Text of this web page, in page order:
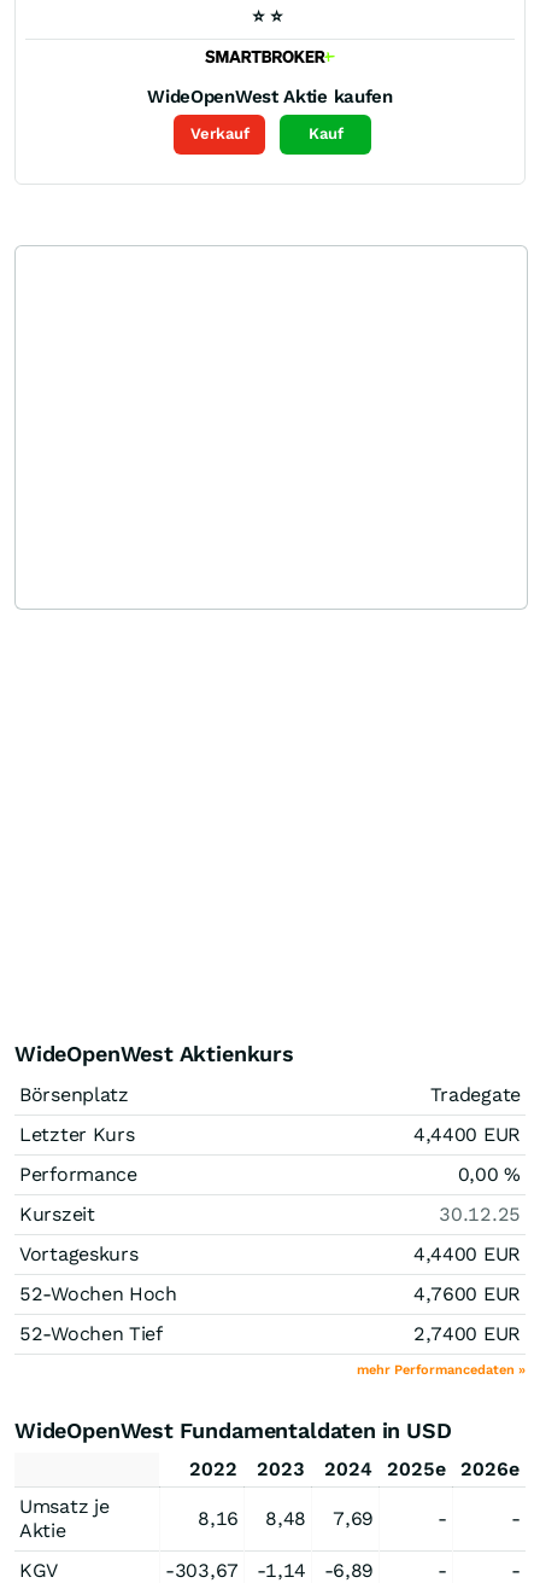
⭐ ⭐
WideOpenWest Aktie kaufen
Verkauf Kauf
WideOpenWest Aktienkurs
Börsenplatz
Tradegate
Letzter Kurs
4,4400 EUR
Performance
0,00%
Kurszeit
30.12.25
Vortageskurs
4,4400 EUR
52-Wochen Hoch
4,7600 EUR
52-Wochen Tief
2,7400 EUR
mehr Performancedaten »
WideOpenWest Fundamentaldaten in USD
2022 2023 2024 2025e
2026e
Umsatz je
Aktie
8,16 8,48 7,69 - -
KGV -303,67 -1,14 -6,89 - -